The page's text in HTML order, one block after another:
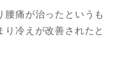
腰痛が治ったというも
り冷えが改善されたと